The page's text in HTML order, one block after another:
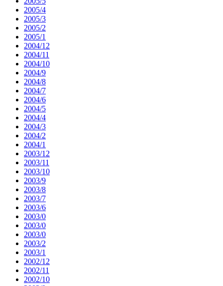
2005/4
2005/3
2005/2
2005/1
2004/12
2004/11
2004/10
2004/9
2004/8
2004/7
2004/6
2004/5
2004/4
2004/3
2004/2
2004/1
2003/12
2003/11
2003/10
2003/9
2003/8
2003/7
2003/6
2003/0
2003/0
2003/0
2003/2
2003/1
2002/12
2002/11
2002/10